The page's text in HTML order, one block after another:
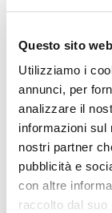
Questo sito
Utilizziamo i
annunci, per
analizzare il
informazioni sul
nostri partner
pubblicità e
con altre
raccolto dal suo
Samb-
e cambia
di Pier Paolo Flammini